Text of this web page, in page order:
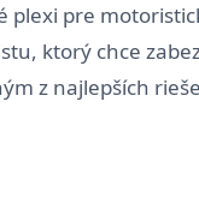
plexi pre
ktorý chce
z najlepších